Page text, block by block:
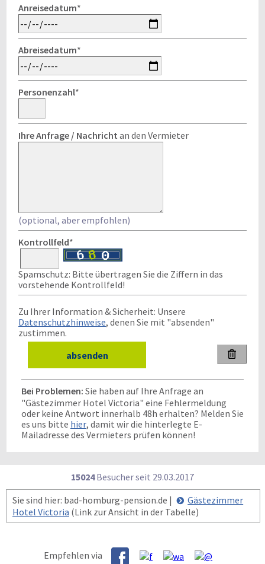
Anreisedatum*
Abreisedatum*
Personenzahl*
Ihre Anfrage / Nachricht an den Vermieter
(optional, aber empfohlen)
Kontrollfeld*
Spamschutz: Bitte übertragen Sie die Ziffern in das
vorstehende Kontrollfeld!
Zu Ihrer Information & Sicherheit: Unsere
Datenschutzhinweise, denen Sie mit "absenden"
zustimmen.

Bei Problemen: Sie haben auf Ihre Anfrage an
"Gästezimmer Hotel Victoria" eine Fehlermeldung
oder keine Antwort innerhalb 48h erhalten? Melden Sie
es uns bitte hier, damit wir die hinterlegte E-
Mailadresse des Vermieters prüfen können!
15024Besucher seit 29.03.2017
Sie sind hier: bad-homburg-pension.de |
Gästezimmer
Hotel Victoria (Link zur Ansicht in der Tabelle)
Empfehlen via